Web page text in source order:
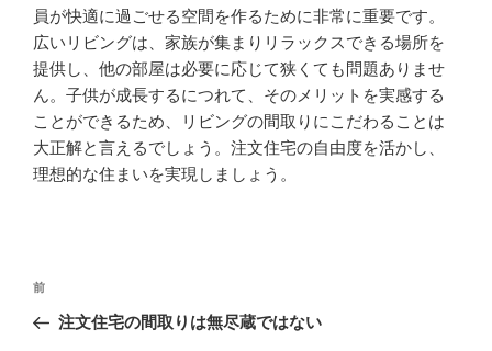
員が快適に過ごせる空間を作るために非常に重要です。
広いリビングは、家族が集まりリラックスできる場所を
提供し、他の部屋は必要に応じて狭くても問題ありませ
ん。子供が成長するにつれて、そのメリットを実感する
ことができるため、リビングの間取りにこだわることは
大正解と言えるでしょう。注文住宅の自由度を活かし、
理想的な住まいを実現しましょう。
投
ナ
前
の
前
注文住宅の間取りは無尽蔵ではない